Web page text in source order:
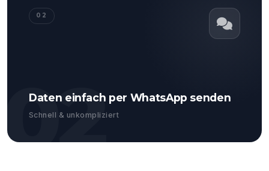
02
02
Daten einfach per WhatsApp senden
Schnell & unkompliziert